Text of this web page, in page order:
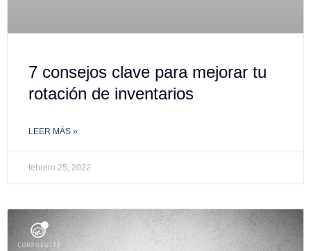
7 consejos clave para mejorar tu
rotación de inventarios
LEER MÁS »
febrero 25, 2022